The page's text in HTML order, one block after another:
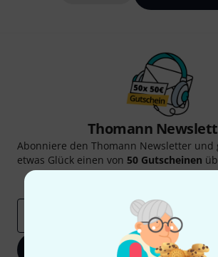
Thomann
Abonniere den Thomann Newsletter und
etwas Glück einen von 50 Gutscheinen
Jetzt anmelden